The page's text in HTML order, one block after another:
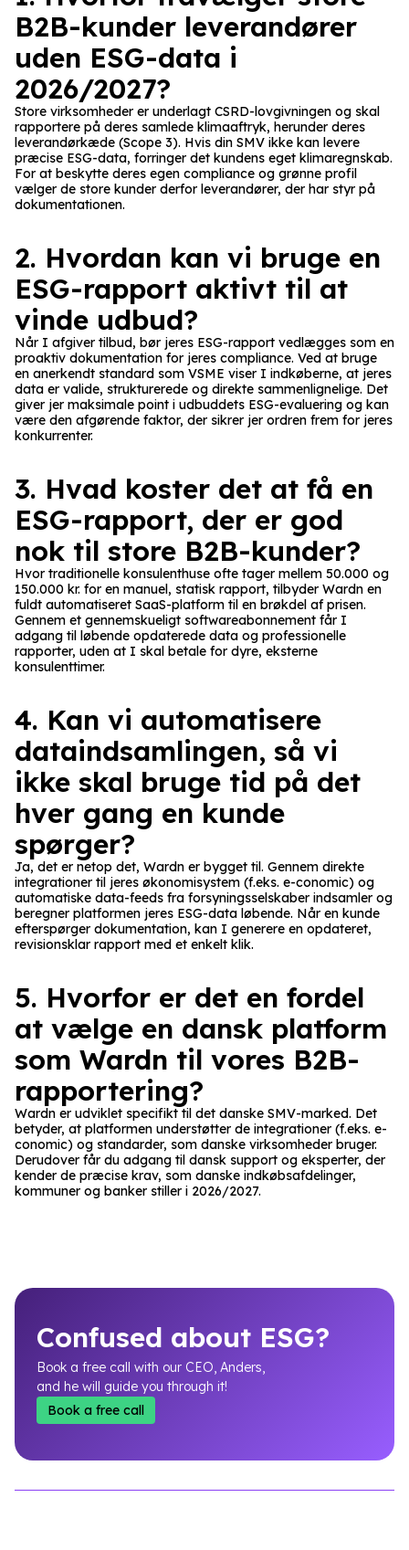
B2B-kunder leverandører
uden ESG-data i
2026/2027?
Store virksomheder er underlagt CSRD-lovgivningen og skal
rapportere på deres samlede klimaaftryk, herunder deres
leverandørkæde (Scope 3). Hvis din SMV ikke kan levere
præcise ESG-data, forringer det kundens eget klimaregnskab.
For at beskytte deres egen compliance og grønne profil
vælger de store kunder derfor leverandører, der har styr på
dokumentationen.
2. Hvordan kan vi bruge en
ESG-rapport aktivt til at
vinde udbud?
Når I afgiver tilbud, bør jeres ESG-rapport vedlægges som en
proaktiv dokumentation for jeres compliance. Ved at bruge
en anerkendt standard som VSME viser I indkøberne, at jeres
data er valide, strukturerede og direkte sammenlignelige. Det
giver jer maksimale point i udbuddets ESG-evaluering og kan
være den afgørende faktor, der sikrer jer ordren frem for jeres
konkurrenter.
3. Hvad koster det at få en
ESG-rapport, der er god
nok til store B2B-kunder?
Hvor traditionelle konsulenthuse ofte tager mellem 50.000 og
150.000 kr. for en manuel, statisk rapport, tilbyder Wardn en
fuldt automatiseret SaaS-platform til en brøkdel af prisen.
Gennem et gennemskueligt softwareabonnement får I
adgang til løbende opdaterede data og professionelle
rapporter, uden at I skal betale for dyre, eksterne
konsulenttimer.
4. Kan vi automatisere
dataindsamlingen, så vi
ikke skal bruge tid på det
hver gang en kunde
spørger?
Ja, det er netop det, Wardn er bygget til. Gennem direkte
integrationer til jeres økonomisystem (f.eks. e-conomic) og
automatiske data-feeds fra forsyningsselskaber indsamler og
beregner platformen jeres ESG-data løbende. Når en kunde
efterspørger dokumentation, kan I generere en opdateret,
revisionsklar rapport med et enkelt klik.
5. Hvorfor er det en fordel
at vælge en dansk platform
som Wardn til vores B2B-
rapportering?
Wardn er udviklet specifikt til det danske SMV-marked. Det
betyder, at platformen understøtter de integrationer (f.eks. e-
conomic) og standarder, som danske virksomheder bruger.
Derudover får du adgang til dansk support og eksperter, der
kender de præcise krav, som danske indkøbsafdelinger,
kommuner og banker stiller i 2026/2027.
Confused about ESG?
Book a free call with our CEO, Anders,
and he will guide you through it!
Book a free call